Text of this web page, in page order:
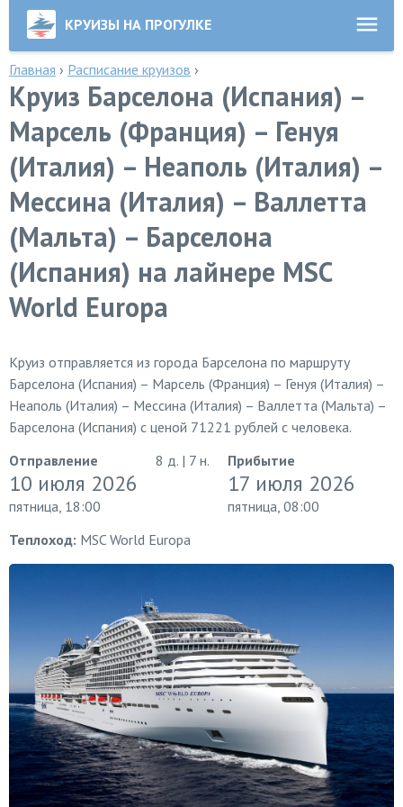
КРУИЗЫ НА ПРОГУЛКЕ
Главная › Расписание круизов ›
Круиз Барселона (Испания) –
Марсель (Франция) – Генуя
(Италия) – Неаполь (Италия) –
Мессина (Италия) – Валлетта
(Мальта) – Барселона
(Испания) на лайнере MSC
World Europa
Круиз отправляется из города Барселона по маршруту
Барселона (Испания) – Марсель (Франция) – Генуя (Италия) –
Неаполь (Италия) – Мессина (Италия) – Валлетта (Мальта) –
Барселона (Испания) с ценой 71221 рублей с человека.
Отправление
10 июля 2026
пятница, 18:00
8 д. | 7 н. Прибытие
17 июля 2026
пятница, 08:00
Теплоход: MSC World Europa